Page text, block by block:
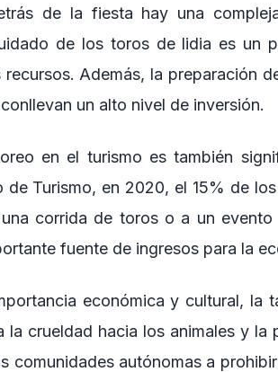
de la fiesta hay una
de los toros de lidia es un
recursos. Además, la preparación
un alto nivel de inversión.
en el turismo es también
de Turismo, en 2020, el 15% de
corrida de toros o a un
fuente de ingresos para la
económica y cultural, la
la crueldad hacia los animales y la
comunidades autónomas a